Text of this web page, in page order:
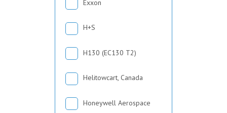
Exxon
H+S
H130 (EC130 T2)
Helitowcart, Canada
Honeywell Aerospace